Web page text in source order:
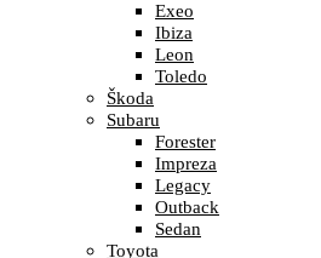
Exeo
Ibiza
Leon
Toledo
Škoda
Subaru
Forester
Impreza
Legacy
Outback
Sedan
Toyota